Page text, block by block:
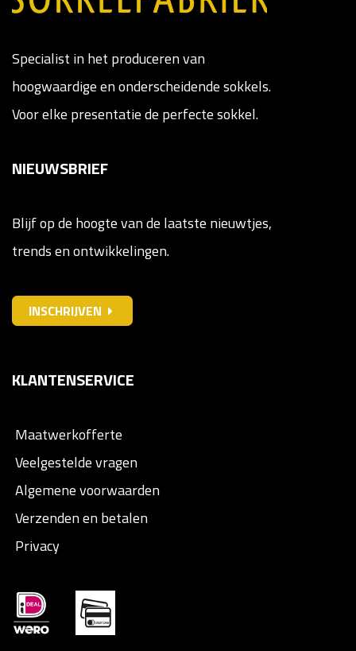
Specialist in het produceren van
hoogwaardige en onderscheidende sokkels.
Voor elke presentatie de perfecte sokkel.
NIEUWSBRIEF
Blijf op de hoogte van de laatste nieuwtjes,
trends en ontwikkelingen.
INSCHRIJVEN
KLANTENSERVICE
Maatwerkofferte
Veelgestelde vragen
Algemene voorwaarden
Verzenden en betalen
Privacy